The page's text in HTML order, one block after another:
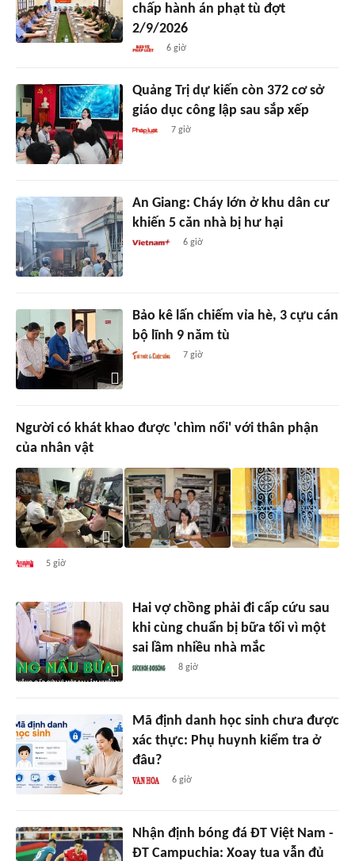
chấp hành án phạt tù đợt
2/9/2026
6 giờ
Quảng Trị dự kiến còn 372 cơ sở
giáo dục công lập sau sắp xếp
7 giờ
An Giang: Cháy lớn ở khu dân cư
khiến 5 căn nhà bị hư hại
6 giờ
Bảo kê lấn chiếm vỉa hè, 3 cựu cán
bộ lĩnh 9 năm tù
7 giờ
Người có khát khao được 'chìm nổi' với thân phận
của nhân vật
5 giờ
Hai vợ chồng phải đi cấp cứu sau
khi cùng chuẩn bị bữa tối vì một
sai lầm nhiều nhà mắc
8 giờ
Mã định danh học sinh chưa được
xác thực: Phụ huynh kiểm tra ở
đâu?
6 giờ
Nhận định bóng đá ĐT Việt Nam -
ĐT Campuchia: Xoay tua vẫn đủ